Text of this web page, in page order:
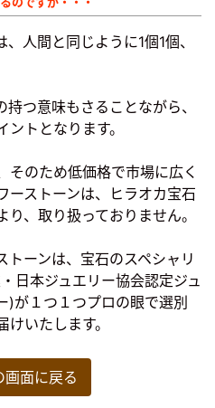
人間と同じように1個1個、
つ意味もさることながら、
トとなります。
そのため低価格で市場に広く
ーストーンは、ヒラオカ宝石
、取り扱っておりません。
トーンは、宝石のスペシャリ
日本ジュエリー協会認定ジュ
)が１つ１つプロの眼で選別
いたします。
面に戻る